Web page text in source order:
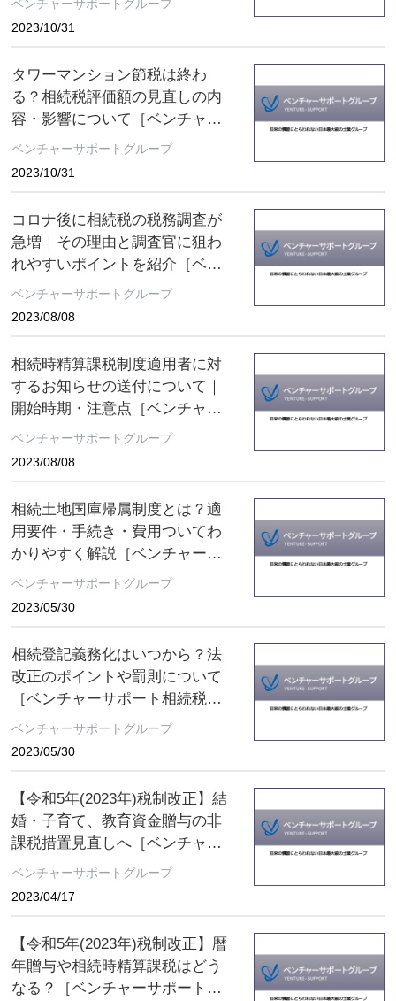
ベンチャーサポートグループ
2023/10/31
タワーマンション節税は終わ
る？相続税評価額の見直しの内
容・影響について［ベンチャー
サポート相続税理士法人 コラ
ベンチャーサポートグループ
2023/10/31
コロナ後に相続税の税務調査が
急増｜その理由と調査官に狙わ
れやすいポイントを紹介［ベン
チャーサポート相続税理士法人
ベンチャーサポートグループ
2023/08/08
相続時精算課税制度適用者に対
するお知らせの送付について｜
開始時期・注意点［ベンチャー
サポート相続税理士法人 コラ
ベンチャーサポートグループ
2023/08/08
相続土地国庫帰属制度とは？適
用要件・手続き・費用ついてわ
かりやすく解説［ベンチャーサ
ポート相続税理士法人 コラム］
ベンチャーサポートグループ
2023/05/30
相続登記義務化はいつから？法
改正のポイントや罰則について
［ベンチャーサポート相続税理
士法人 コラム］
ベンチャーサポートグループ
2023/05/30
【令和5年(2023年)税制改正】結
婚・子育て、教育資金贈与の非
課税措置見直しへ［ベンチャー
サポート相続税理士法人 コラ
ベンチャーサポートグループ
2023/04/17
【令和5年(2023年)税制改正】暦
年贈与や相続時精算課税はどう
なる？［ベンチャーサポート相